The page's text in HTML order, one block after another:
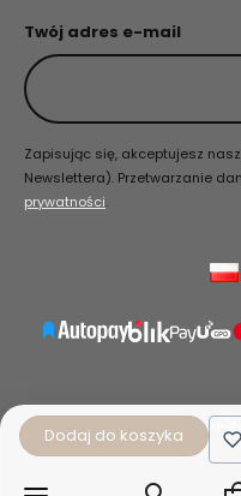
Twój adres e-mail
Zapisując się, akceptujesz nasz
Newslettera). Przetwarzanie
prywatności.
Sklep
Dodaj do koszyka